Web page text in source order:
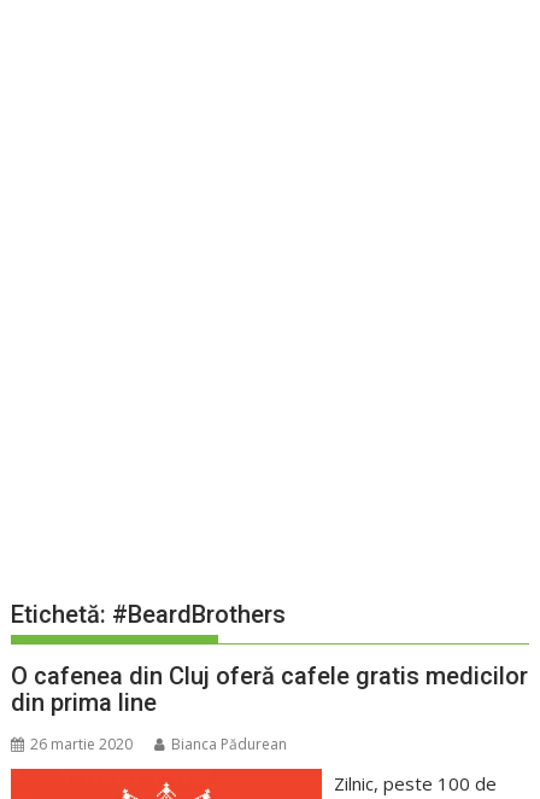
Etichetă: #BeardBrothers
O cafenea din Cluj oferă cafele gratis medicilor
din prima line
26 martie 2020 Bianca Pădurean
Zilnic, peste 100 de